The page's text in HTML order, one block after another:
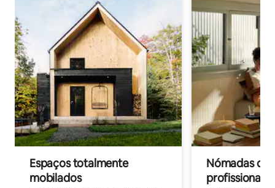
Espaços totalmente
mobilados
Nómadas
profissionais